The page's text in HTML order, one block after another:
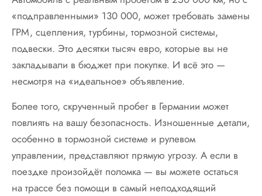
«подправленными» 130 000, может требовать замены
ГРМ, сцепления, турбины, тормозной системы,
подвески. Это десятки тысяч евро, которые вы не
закладывали в бюджет при покупке. И всё это —
несмотря на «идеальное» объявление.
Более того, скрученный пробег в Германии может
повлиять на вашу безопасность. Изношенные детали,
особенно в тормозной системе и рулевом
управлении, представляют прямую угрозу. А если в
поездке произойдёт поломка — вы можете остаться
на трассе без помощи в самый неподходящий